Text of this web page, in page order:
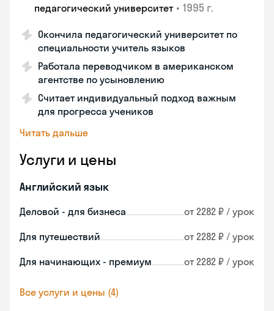
педагогический университет • 1995 г.
Окончила педагогический университет по
специальности учитель языков
Работала переводчиком в американском
агентстве по усыновлению
Считает индивидуальный подход важным
для прогресса учеников
Читать дальше
Услуги и цены
Английский язык
Деловой - для бизнеса от 2282 ₽ / урок
Для путешествий от 2282 ₽ / урок
Для начинающих - премиум от 2282 ₽ / урок
Все услуги и цены (4)